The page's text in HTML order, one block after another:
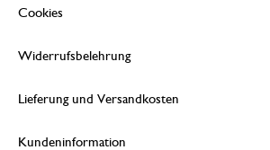
Cookies
Widerrufsbelehrung
Lieferung und Versandkosten
Kundeninformation